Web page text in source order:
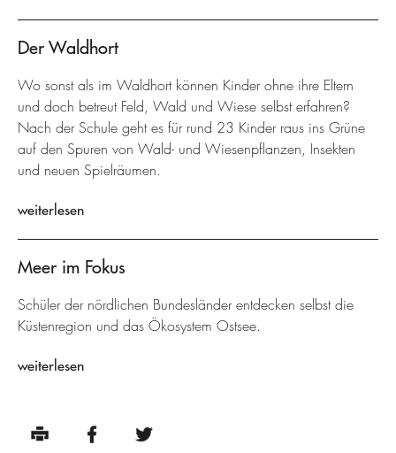
Der Waldhort
Wo sonst als im Waldhort können Kinder ohne ihre Eltern
und doch betreut Feld, Wald und Wiese selbst erfahren?
Nach der Schule geht es für rund 23 Kinder raus ins Grüne
auf den Spuren von Wald- und Wiesenpflanzen, Insekten
und neuen Spielräumen.
weiterlesen
Meer im Fokus
Schüler der nördlichen Bundesländer entdecken selbst die
Küstenregion und das Ökosystem Ostsee.
weiterlesen